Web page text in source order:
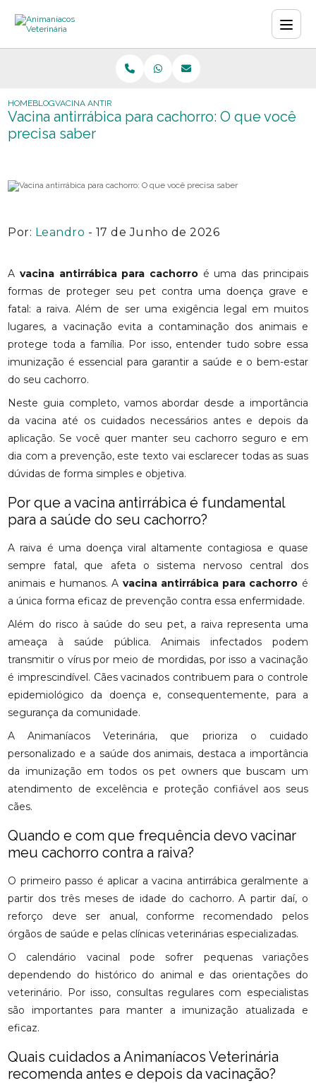
HOMEBLOGVACINA ANTIRRÁBICA PARA CACHORRO: O QUE VOCÊ PRECISA
Vacina antirrábica para cachorro: O que você
precisa saber
Por: Leandro - 17 de Junho de 2026
A vacina antirrábica para cachorro é uma das principais
formas de proteger seu pet contra uma doença grave e
fatal: a raiva. Além de ser uma exigência legal em muitos
lugares, a vacinação evita a contaminação dos animais e
protege toda a família. Por isso, entender tudo sobre essa
imunização é essencial para garantir a saúde e o bem-estar
do seu cachorro.
Neste guia completo, vamos abordar desde a importância
da vacina até os cuidados necessários antes e depois da
aplicação. Se você quer manter seu cachorro seguro e em
dia com a prevenção, este texto vai esclarecer todas as suas
dúvidas de forma simples e objetiva.
Por que a vacina antirrábica é fundamental
para a saúde do seu cachorro?
A raiva é uma doença viral altamente contagiosa e quase
sempre fatal, que afeta o sistema nervoso central dos
animais e humanos. A vacina antirrábica para cachorro é
a única forma eficaz de prevenção contra essa enfermidade.
Além do risco à saúde do seu pet, a raiva representa uma
ameaça à saúde pública. Animais infectados podem
transmitir o vírus por meio de mordidas, por isso a vacinação
é imprescindível. Cães vacinados contribuem para o controle
epidemiológico da doença e, consequentemente, para a
segurança da comunidade.
A Animaníacos Veterinária, que prioriza o cuidado
personalizado e a saúde dos animais, destaca a importância
da imunização em todos os pet owners que buscam um
atendimento de excelência e proteção confiável aos seus
cães.
Quando e com que frequência devo vacinar
meu cachorro contra a raiva?
O primeiro passo é aplicar a vacina antirrábica geralmente a
partir dos três meses de idade do cachorro. A partir daí, o
reforço deve ser anual, conforme recomendado pelos
órgãos de saúde e pelas clínicas veterinárias especializadas.
O calendário vacinal pode sofrer pequenas variações
dependendo do histórico do animal e das orientações do
veterinário. Por isso, consultas regulares com especialistas
são importantes para manter a imunização atualizada e
eficaz.
Quais cuidados a Animaníacos Veterinária
recomenda antes e depois da vacinação?